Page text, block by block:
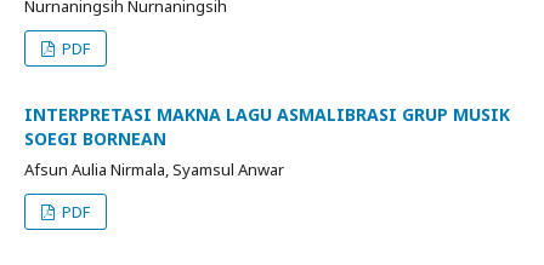
Nurnaningsih Nurnaningsih
PDF
INTERPRETASI MAKNA LAGU ASMALIBRASI GRUP MUSIK
SOEGI BORNEAN
Afsun Aulia Nirmala, Syamsul Anwar
PDF